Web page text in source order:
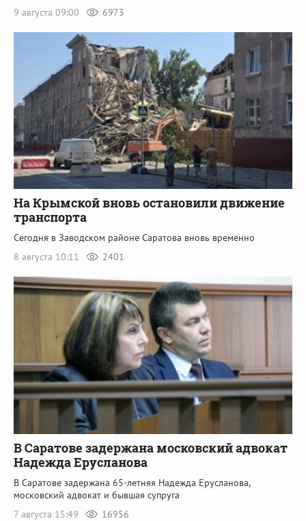
9 августа 09:00
6973
На Крымской вновь остановили движение
транспорта
Сегодня в Заводском районе Саратова вновь временно
8 августа 10:11
2401
В Саратове задержана московский адвокат
Надежда Ерусланова
В Саратове задержана 65-летняя Надежда Ерусланова,
московский адвокат и бывшая супруга
7 августа 15:49
16956